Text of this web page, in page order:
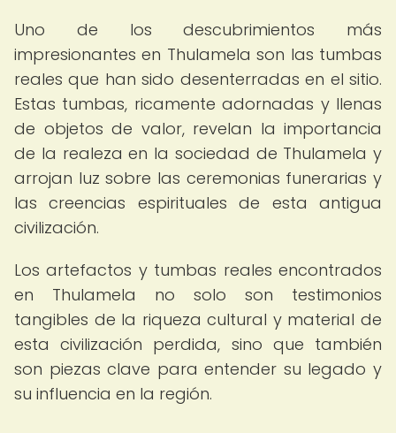
Uno de los descubrimientos más
impresionantes en Thulamela son las tumbas
reales que han sido desenterradas en el sitio.
Estas tumbas, ricamente adornadas y llenas
de objetos de valor, revelan la importancia
de la realeza en la sociedad de Thulamela y
arrojan luz sobre las ceremonias funerarias y
las creencias espirituales de esta antigua
civilización.
Los artefactos y tumbas reales encontrados
en Thulamela no solo son testimonios
tangibles de la riqueza cultural y material de
esta civilización perdida, sino que también
son piezas clave para entender su legado y
su influencia en la región.